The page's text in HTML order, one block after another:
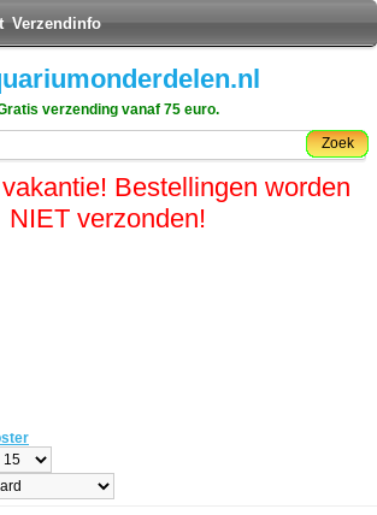
Verzendinfo
verzending vanaf 75 euro.
Zoek
Bestellingen worden
NIET verzonden!